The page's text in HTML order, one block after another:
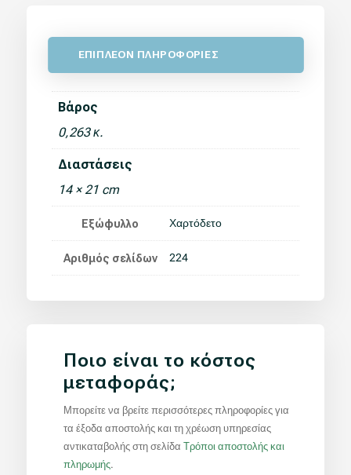
ΕΠΙΠΛΕΟΝ ΠΛΗΡΟΦΟΡΙΕΣ
Βάρος
0,263 κ.
Διαστάσεις
14 × 21 cm
Εξώφυλλο Χαρτόδετο
Αριθμός σελίδων 224
Ποιο είναι το κόστος
μεταφοράς;
Μπορείτε να βρείτε περισσότερες πληροφορίες για
τα έξοδα αποστολής και τη χρέωση υπηρεσίας
αντικαταβολής στη σελίδα Τρόποι αποστολής και
πληρωμής.